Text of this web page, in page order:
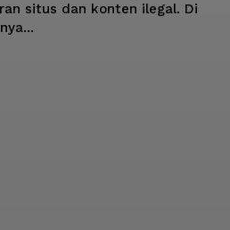
situs dan konten ilegal. Di